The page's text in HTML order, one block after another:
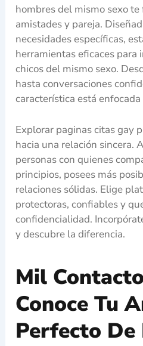
hombres del mismo sexo
amistades y pareja.
necesidades específicas,
herramientas eficaces para
chicos del mismo sexo.
hasta conversaciones
característica está
Explorar paginas citas gay
hacia una relación sincera.
personas con quienes
principios, posees más
relaciones sólidas. Elige
protectoras, confiables y
confidencialidad.
y descubre la diferencia.
Mil
Conoce Tu
Perfecto